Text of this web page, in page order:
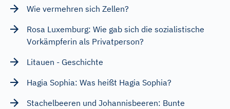
Wie vermehren sich Zellen?
Rosa Luxemburg: Wie gab sich die sozialistische
Vorkämpferin als Privatperson?
Litauen - Geschichte
Hagia Sophia: Was heißt Hagia Sophia?
Stachelbeeren und Johannisbeeren: Bunte